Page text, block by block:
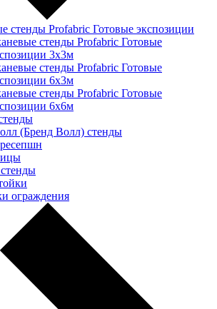
стенды Profabric Готовые экспозиции
стенды Profabric Готовые
3х3м
стенды Profabric Готовые
6х3м
стенды Profabric Готовые
6х6м
(Бренд Волл) стенды
ограждения